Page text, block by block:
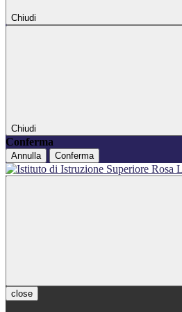
Chiudi
Chiudi
Conferma
Annulla Conferma
close